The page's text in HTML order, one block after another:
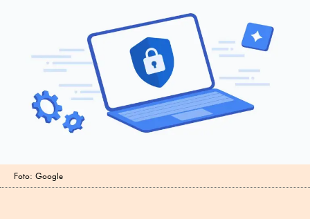
Foto: Google